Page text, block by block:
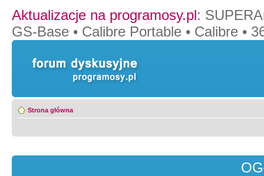
Aktualizacje na programosy.pl:
GS-Base • Calibre Portable • Calibre •
Strona główna